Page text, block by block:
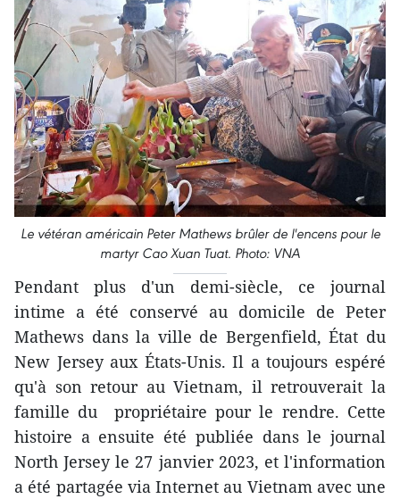
Le vétéran américain Peter Mathews brûler de l'encens pour le
martyr Cao Xuan Tuat. Photo: VNA
Pendant plus d'un demi-siècle, ce journal
intime a été conservé au domicile de Peter
Mathews dans la ville de Bergenfield, État du
New Jersey aux États-Unis. Il a toujours espéré
qu'à son retour au Vietnam, il retrouverait la
famille du propriétaire pour le rendre. Cette
histoire a ensuite été publiée dans le journal
North Jersey le 27 janvier 2023, et l'information
a été partagée via Internet au Vietnam avec une